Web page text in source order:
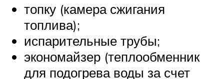
топку (камера сжигания
топлива);
испарительные трубы;
экономайзер (теплообменник
для подогрева воды за счет